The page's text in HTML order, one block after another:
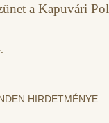
a Kapuvári
HIRDETMÉNYE